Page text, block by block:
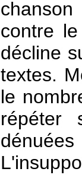
contre
décline
textes.
le
répéter